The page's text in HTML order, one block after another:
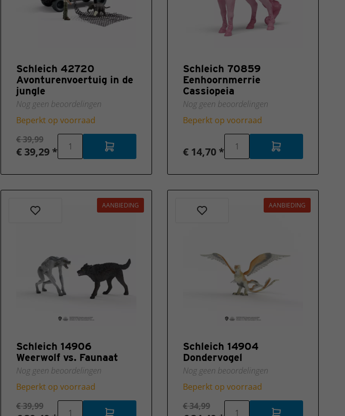
Schleich 42720
Avonturenvoertuig in de
jungle
Nog geen beoordelingen
Beperkt op voorraad
€ 39,99
€ 39,29 *
Schleich 70859
Eenhoornmerrie
Cassiopeia
Nog geen beoordelingen
Beperkt op voorraad
€ 14,70 *
AANBIEDING
Schleich 14906
Weerwolf vs. Faunaat
Nog geen beoordelingen
Beperkt op voorraad
€ 39,99
AANBIEDING
Schleich 14904
Dondervogel
Nog geen beoordelingen
Beperkt op voorraad
€ 34,99